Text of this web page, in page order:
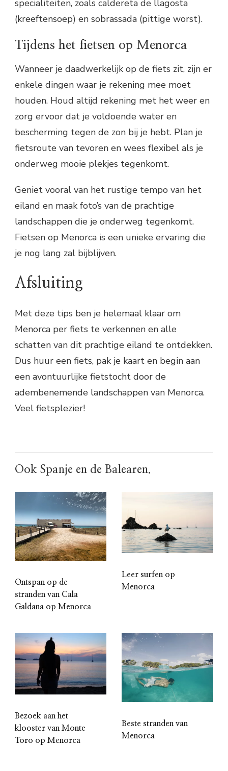
specialiteiten, zoals caldereta de llagosta
(kreeftensoep) en sobrassada (pittige worst).
Tijdens het fietsen op Menorca
Wanneer je daadwerkelijk op de fiets zit, zijn er
enkele dingen waar je rekening mee moet
houden. Houd altijd rekening met het weer en
zorg ervoor dat je voldoende water en
bescherming tegen de zon bij je hebt. Plan je
fietsroute van tevoren en wees flexibel als je
onderweg mooie plekjes tegenkomt.
Geniet vooral van het rustige tempo van het
eiland en maak foto’s van de prachtige
landschappen die je onderweg tegenkomt.
Fietsen op Menorca is een unieke ervaring die
je nog lang zal bijblijven.
Afsluiting
Met deze tips ben je helemaal klaar om
Menorca per fiets te verkennen en alle
schatten van dit prachtige eiland te ontdekken.
Dus huur een fiets, pak je kaart en begin aan
een avontuurlijke fietstocht door de
adembenemende landschappen van Menorca.
Veel fietsplezier!
Ook Spanje en de Balearen.
Ontspan op de
stranden van Cala
Galdana op Menorca
Leer surfen op
Menorca
Bezoek aan het
klooster van Monte
Toro op Menorca
Beste stranden van
Menorca